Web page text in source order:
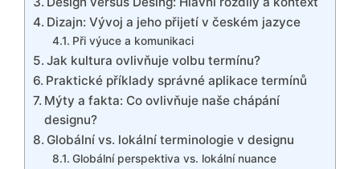
Dizajn: Vývoj a jeho přijetí v českém jazyce
Při výuce a komunikaci
Jak kultura ovlivňuje volbu termínu?
Praktické příklady správné aplikace termínů
Mýty a fakta: Co ovlivňuje naše chápání
designu?
Globální vs. lokální terminologie v designu
Globální perspektiva vs. lokální nuance